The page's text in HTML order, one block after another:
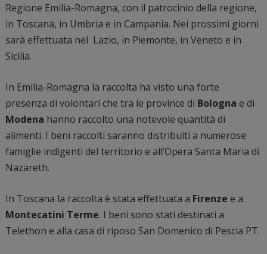
Regione Emilia-Romagna, con il patrocinio della regione,
in Toscana, in Umbria e in Campania. Nei prossimi giorni
sarà effettuata nel Lazio, in Piemonte, in Veneto e in
Sicilia.
In Emilia-Romagna la raccolta ha visto una forte
presenza di volontari che tra le province di Bologna e di
Modena hanno raccolto una notevole quantità di
alimenti. I beni raccolti saranno distribuiti a numerose
famiglie indigenti del territorio e all’Opera Santa Maria di
Nazareth.
In Toscana la raccolta è stata effettuata a Firenze e a
Montecatini Terme. I beni sono stati destinati a
Telethon e alla casa di riposo San Domenico di Pescia PT.